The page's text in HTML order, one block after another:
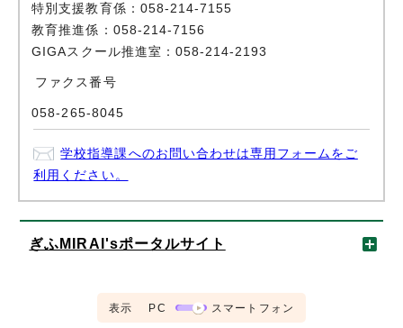
特別支援教育係：058-214-7155
教育推進係：058-214-7156
GIGAスクール推進室：058-214-2193
ファクス番号
058-265-8045
学校指導課へのお問い合わせは専用フォームをご
利用ください。
ぎふMIRAI'sポータルサイト
表示 PC スマートフォン